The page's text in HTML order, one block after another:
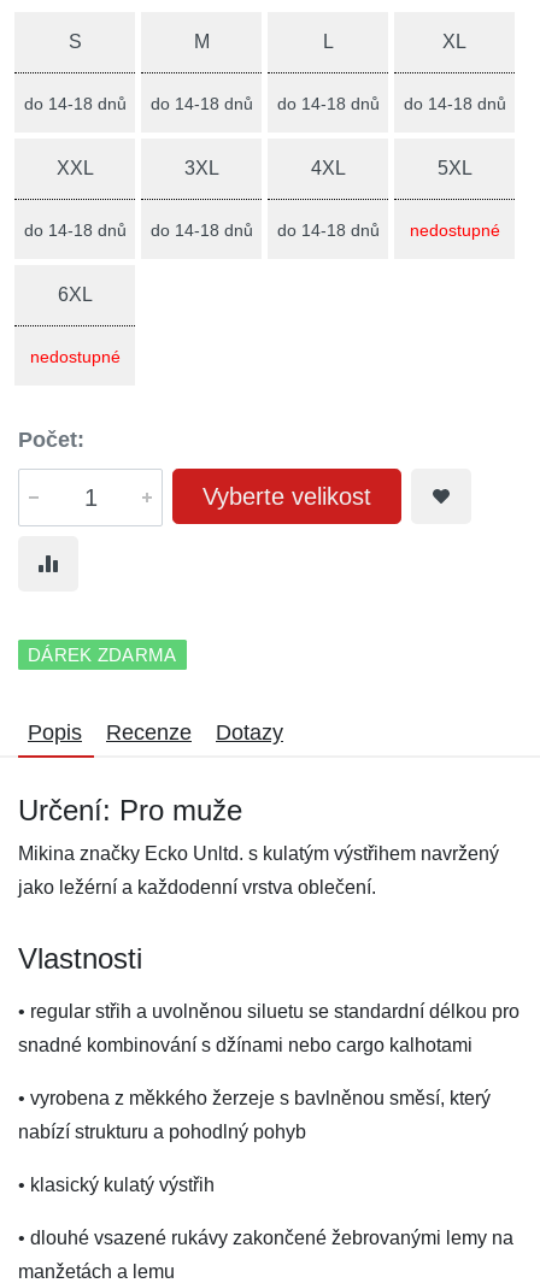
S
do 14-18 dnů
M
do 14-18 dnů
L
do 14-18 dnů
XL
do 14-18 dnů
XXL
do 14-18 dnů
3XL
do 14-18 dnů
4XL
do 14-18 dnů
5XL
nedostupné
6XL
nedostupné
Počet:
Vyberte velikost
DÁREK ZDARMA
Popis Recenze Dotazy
Určení: Pro muže
Mikina značky Ecko Unltd. s kulatým výstřihem navržený
jako ležérní a každodenní vrstva oblečení.
Vlastnosti
• regular střih a uvolněnou siluetu se standardní délkou pro
snadné kombinování s džínami nebo cargo kalhotami
• vyrobena z měkkého žerzeje s bavlněnou směsí, který
nabízí strukturu a pohodlný pohyb
• klasický kulatý výstřih
• dlouhé vsazené rukávy zakončené žebrovanými lemy na
manžetách a lemu